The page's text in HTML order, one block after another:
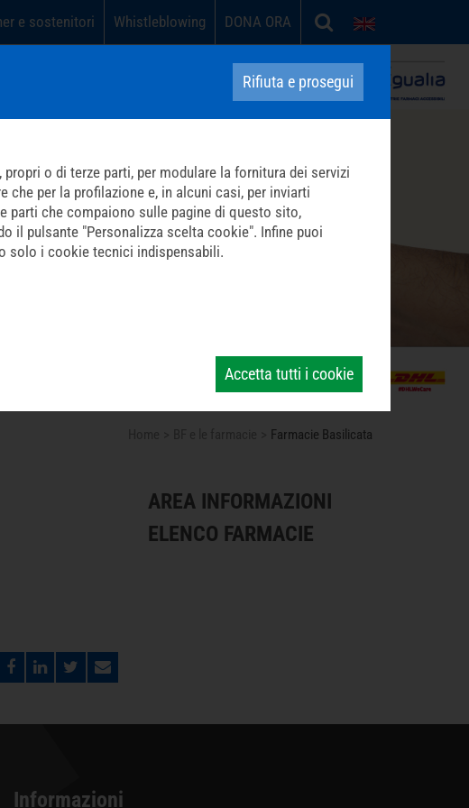
e sostenitori Whistleblowing DONA ORA
Carità in opera contro la povertà sanitaria
Farmacie Basilicata
AREA INFORMAZIONI
ELENCO FARMACIE
Informazioni
Rifiuta e prosegui
o di terze parti, per modulare la fornitura dei servizi
per la profilazione e, in alcuni casi, per inviarti
parti che compaiono sulle pagine di questo sito,
il pulsante "Personalizza scelta cookie". Infine puoi
solo i cookie tecnici indispensabili.
Accetta tutti i cookie